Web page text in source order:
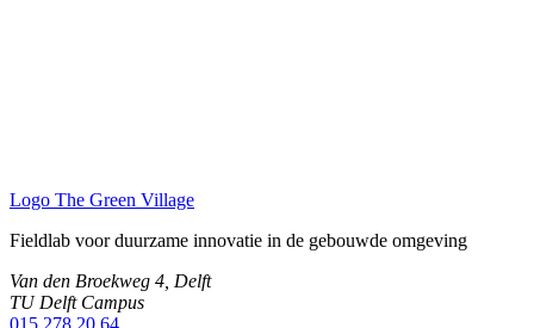
Logo The Green Village
Fieldlab voor duurzame innovatie in de gebouwde omgeving
Van den Broekweg 4, Delft
TU Delft Campus
015 278 20 64